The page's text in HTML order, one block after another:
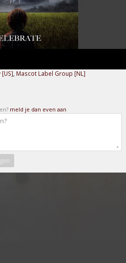
Mascot Label Group [NL]
meld je dan even aan